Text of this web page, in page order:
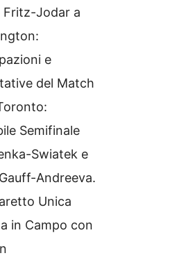
Fritz-Jodar a
e
del Match
Semifinale
Swiatek e
Andreeva.
Unica
in Campo con